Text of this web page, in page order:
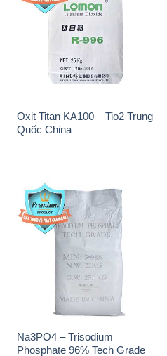
Oxit Titan KA100 – Tio2 Trung
Quốc China
Na3PO4 – Trisodium
Phosphate 96% Tech Grade